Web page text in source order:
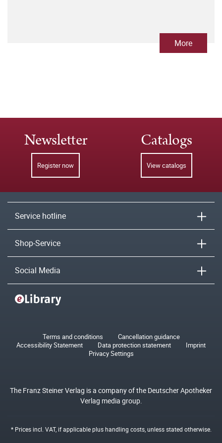
More
Newsletter
Register now
Catalogs
View catalogs
Service hotline
Shop-Service
Social Media
Terms and conditions
Cancellation guidance
Accessibility Statement
Data protection statement
Imprint
Privacy Settings
The Franz Steiner Verlag is a company of the Deutscher Apotheker
Verlag media group.
* Prices incl. VAT, if applicable plushandling costs, unless stated otherwise.